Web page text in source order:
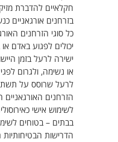
חקלאיים להדברת
בזרחנים אורגאניים
כל סוגי הזרחנים
יכולים לפגוע באדם
ישירה לרעל בזמן
או נשימה, ולגרום
לרעל שרוסס על
הזרחנים
לשימוש אישי
בבתים – בטוחים
הדרישות הבטיחותיות